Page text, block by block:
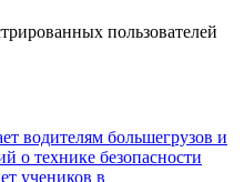
пользователей
водителям большегрузов и
о технике безопасности
учеников в